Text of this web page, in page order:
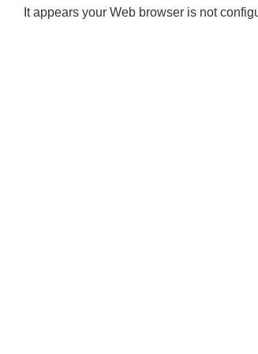
It appears your Web browser is not